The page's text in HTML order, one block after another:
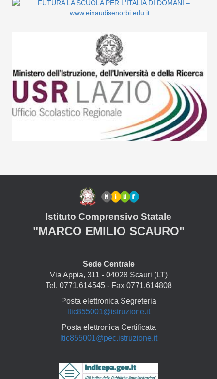
Istituto Comprensivo Statale
"MARCO EMILIO SCAURO"
Sede Centrale
Via Appia, 311 - 04028 Scauri (LT)
Tel. 0771.614545 - Fax 0771.614808
Posta elettronica Segreteria
ltic855001@istruzione.it
Posta elettronica Certificata
ltic855001@pec.istruzione.it